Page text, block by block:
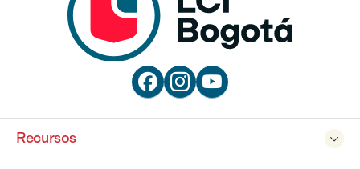
  

Recursos